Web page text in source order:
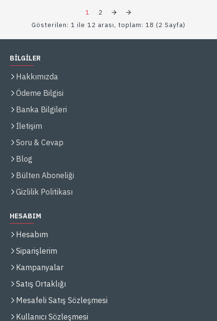
1
2
Gösterilen: 1 ile 12 arası, toplam: 18 (2 Sayfa)
BİLGİLER
Hakkımızda
Ödeme Bilgisi
Banka Bilgileri
İletişim
Soru & Cevap
Blog
Bülten Aboneliği
Gizlilik Politikası
HESABIM
Hesabım
Siparişlerim
Kampanyalar
Satış Ortaklığı
Mesafeli Satış Sözleşmesi
Kullanıcı Sözleşmesi